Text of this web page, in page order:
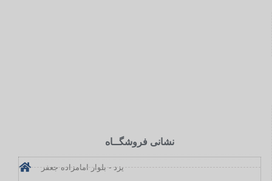
نشانی فروشگــاه
یزد - بلوار امامزاده جعفر